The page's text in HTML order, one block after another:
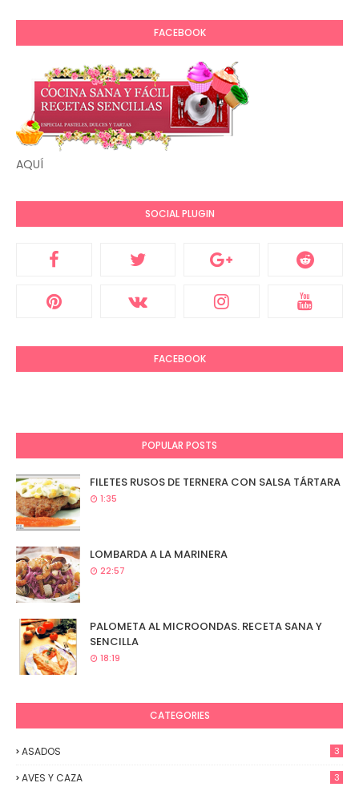
FACEBOOK
AQUÍ
SOCIAL PLUGIN
FACEBOOK
POPULAR POSTS
FILETES RUSOS DE TERNERA CON SALSA TÁRTARA
1:35
LOMBARDA A LA MARINERA
22:57
PALOMETA AL MICROONDAS. RECETA SANA Y
SENCILLA
18:19
CATEGORIES
ASADOS 3
AVES Y CAZA 3